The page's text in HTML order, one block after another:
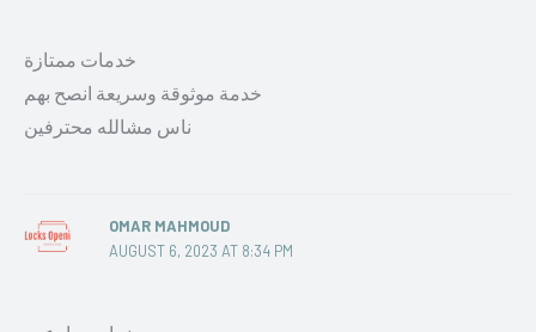
خدمات ممتازة
خدمة موثوقة وسريعة انصح بهم
ناس مشالله محترفين
OMAR MAHMOUD
AUGUST 6, 2023 AT 8:34 PM